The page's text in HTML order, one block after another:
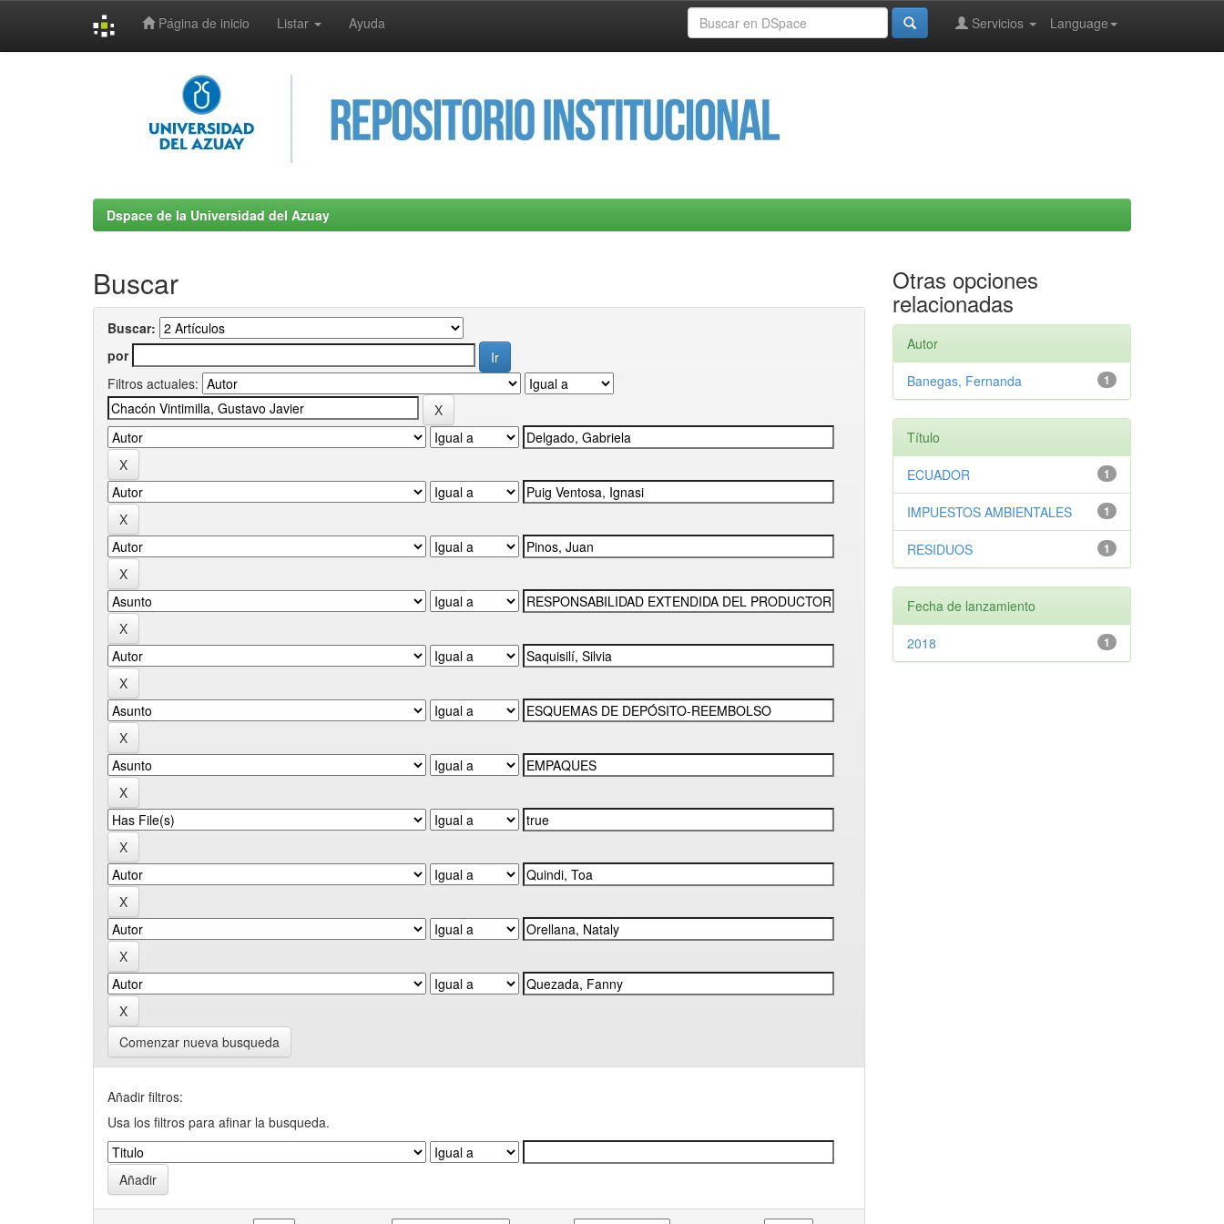
Página de inicio Listar Ayuda Language
Servicios
Dspace de la Universidad del Azuay
Buscar
Buscar:
por
Filtros actuales:
Comenzar nueva busqueda
Añadir filtros:
Usa los filtros para afinar la busqueda.
Otras opciones
relacionadas
Autor
1
Banegas, Fernanda
Título
1
ECUADOR
1
IMPUESTOS AMBIENTALES
1
RESIDUOS
Fecha de lanzamiento
1
2018